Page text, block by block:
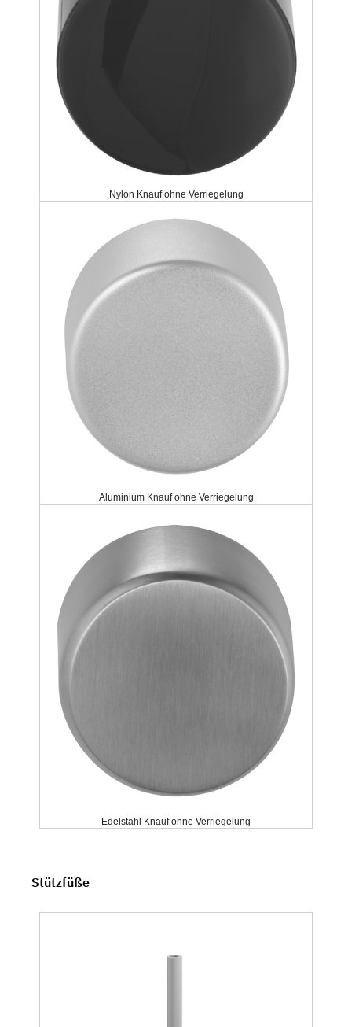
Nylon Knauf ohne Verriegelung
Aluminium Knauf ohne Verriegelung
Edelstahl Knauf ohne Verriegelung
Stützfüße